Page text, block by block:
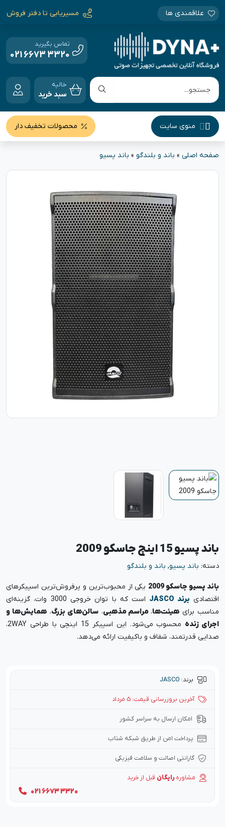
علاقمندی ها مسیریابی تا دفتر فروش
تماس بگیرید
021 6673 3320
خالیه
سبد خرید
منوی سایت محصولات تخفیف دار
صفحه اصلی » باند و بلندگو » باند پسیو
باند پسیو 15 اینچ جاسکو 2009
دسته: باند پسیو, باند و بلندگو
باند پسیو جاسکو 2009
یکی از محبوب‌ترین و پرفروش‌ترین اسپیکرهای
اقتصادی برند JASCO
است که با توان خروجی 3000 وات، گزینه‌ای
مناسب برای هیئت‌ها، مراسم مذهبی،سالن‌های بزرگ،همایش‌ها و
اجرای زنده
محسوب می‌شود. این اسپیکر 15 اینچی با طراحی 2WAY،
صدایی قدرتمند، شفاف و باکیفیت ارائه می‌دهد.
برند: JASCO
آخرین بروزرسانی قیمت: 5 مرداد
امکان ارسال به سراسر کشور
پرداخت امن از طریق شبکه شتاب
گارانتی اصالت و سلامت فیزیکی
مشاوره رایگان قبل از خرید
021 6673 3320